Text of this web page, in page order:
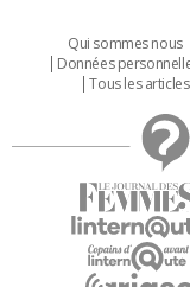
Qui sommes nous
Données
Tous les articles